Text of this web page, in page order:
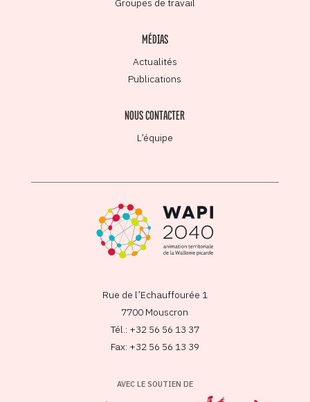
MÉDIAS
Actualités
Publications
NOUS CONTACTER
L’équipe
Rue de l’Echauffourée 1
7700 Mouscron
Tél.: +32 56 56 13 37
Fax: +32 56 56 13 39
AVEC LE SOUTIEN DE